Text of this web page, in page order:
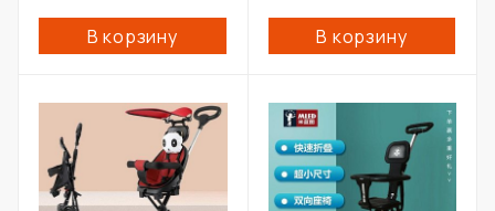
В корзину В корзину